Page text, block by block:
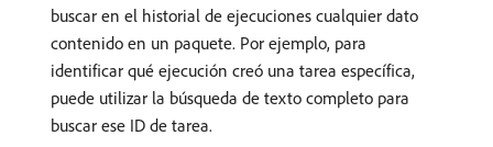
buscar en el historial de ejecuciones cualquier dato
contenido en un paquete. Por ejemplo, para
identificar qué ejecución creó una tarea específica,
puede utilizar la búsqueda de texto completo para
buscar ese ID de tarea.